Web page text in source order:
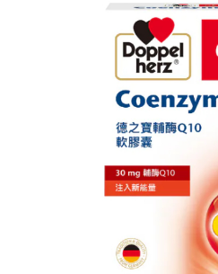
價
格：
NT$2,160。
前